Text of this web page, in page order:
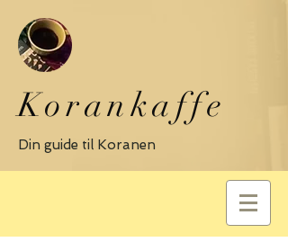
Korankaffe
Din guide til Koranen